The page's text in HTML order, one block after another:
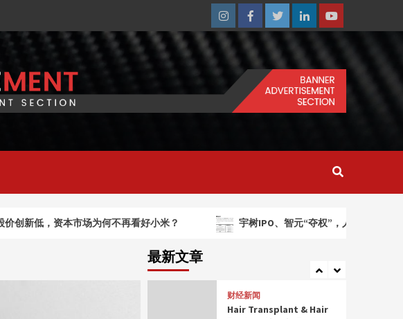
InstagramFacebookTwitterLinkedinYoutube
低，资本市场为何不再看好小米？ 宇树IPO、智元“夺权”，人形机器人“双雄”将
最新文章
2
Hair Transplant & Hair
Restoration in Fort
Worth, TX
3
mondaysplantcafe.com
Health-Focused Dishes
and Drinks Mondays
Plant Cafe
5
mondaysplantcafe.com
Health-Focused Dishes
财经新闻
Hair Transplant & Hair